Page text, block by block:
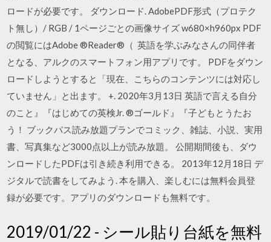
ロードが必要です。 ダウンロード. AdobePDF形式（プロテク
ト無し）/ RGB / 1ページごとの画像サイズ w680×h960px PDF
の閲覧にはAdobe ®Reader®（ 英語を学ぶみなさんの同伴者
となる、アルクのスマートフォン用アプリです。 PDFをダウン
ロードしようとすると「現在、こちらのコンテンツには対応し
ていません」と出ます。 +. 2020年3月13日 英語で言える自分
のこと』『はじめての英検Jr. ®ゴールド』『子どもとうたお
う！ ブックパス読み放題プランでコミック、雑誌、小説、実用
書、写真集など3000点以上が読み放題。 公開期間後も、ダウ
ンロードしたPDFは引き続き利用できる。 2013年12月18日 デ
ジタルで読書をしてみよう. 本を購入、楽しむには無料会員登
録が必要です。アプリのダウンロードも無料です。
2019/01/22 - シール貼り台紙を無料